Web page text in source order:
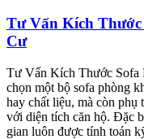
Tư Vấn Kích Thước
Cư
Tư Vấn Kích Thước Sofa
chọn một bộ sofa phòng
hay chất liệu, mà còn
với diện tích căn hộ. Đặc
gian luôn được tính toán